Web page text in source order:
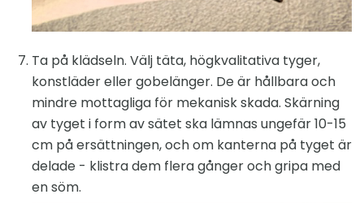
Ta på klädseln. Välj täta, högkvalitativa tyger,
konstläder eller gobelänger. De är hållbara och
mindre mottagliga för mekanisk skada. Skärning
av tyget i form av sätet ska lämnas ungefär 10-15
cm på ersättningen, och om kanterna på tyget är
delade - klistra dem flera gånger och gripa med
en söm.